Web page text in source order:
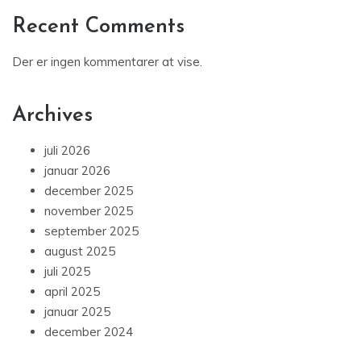
Recent Comments
Der er ingen kommentarer at vise.
Archives
juli 2026
januar 2026
december 2025
november 2025
september 2025
august 2025
juli 2025
april 2025
januar 2025
december 2024